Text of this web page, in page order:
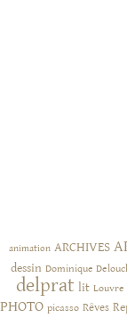
animation ARCHIVES
dessin Dominique
delprat lit Louvre
PHOTO picasso Rêves